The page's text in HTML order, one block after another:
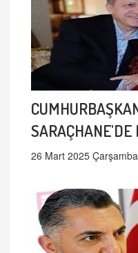
26 Mart 2025 Çarşamba